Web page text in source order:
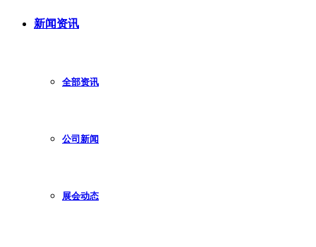
新闻资讯
全部资讯
公司新闻
展会动态